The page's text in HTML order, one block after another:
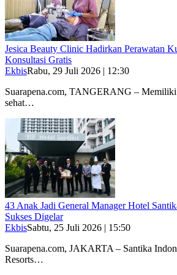
Jesica Beauty Clinic Hadirkan Perawatan
Konsultasi Gratis
EkbisRabu, 29 Juli 2026 | 12:30
Suarapena.com, TANGERANG –
sehat…
43 Anak Jadi General Manager Hotel
Sukses Digelar
EkbisSabtu, 25 Juli 2026 | 15:50
Suarapena.com, JAKARTA – Santika
Resorts…